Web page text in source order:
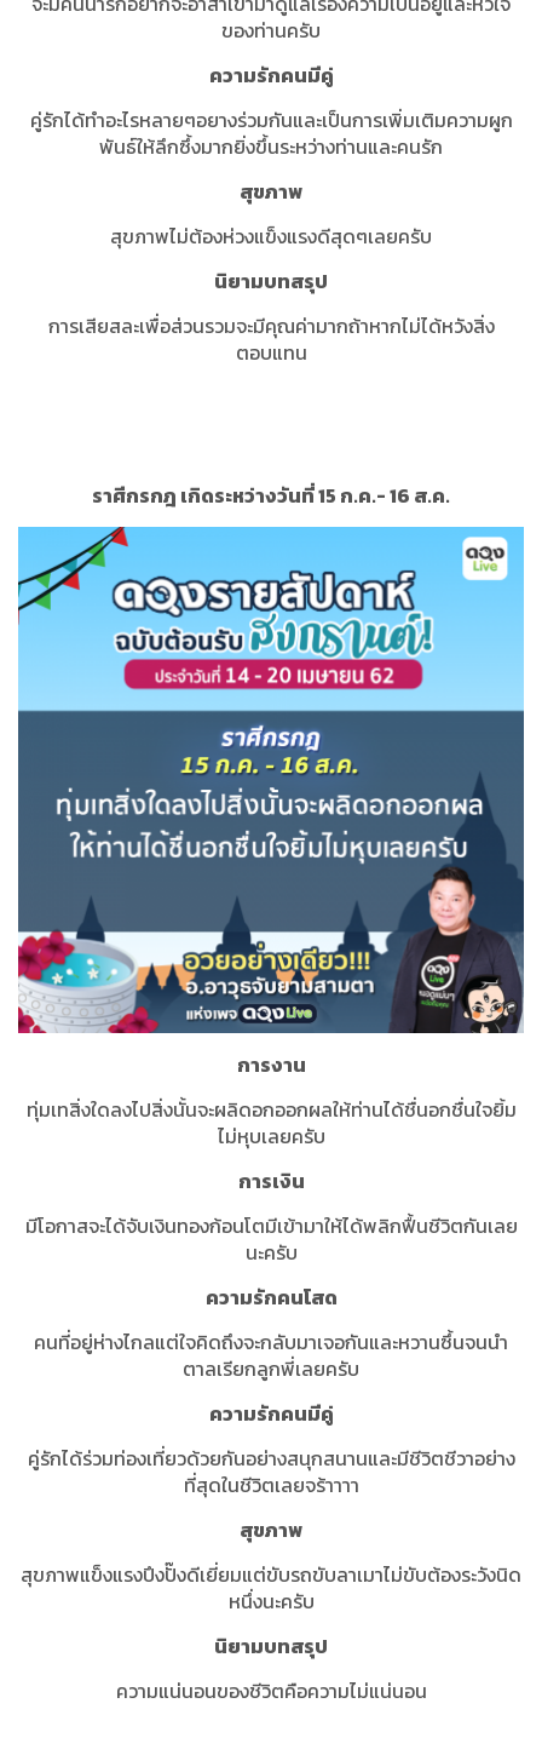
ของท่านครับ
ความรักคนมีคู่
คู่รักได้ทำอะไรหลายๆอยางร่วมกันและเป็นการเพิ่มเติมความผูก
พันธ์ให้ลึกซึ้งมากยิ่งขึ้นระหว่างท่านและคนรัก
สุขภาพ
สุขภาพไม่ต้องห่วงแข็งแรงดีสุดๆเลยครับ
นิยามบทสรุป
การเสียสละเพื่อส่วนรวมจะมีคุณค่ามากถ้าหากไม่ได้หวังสิ่ง
ตอบแทน
ราศีกรกฎ เกิดระหว่างวันที่ 15 ก.ค.- 16 ส.ค.
การงาน
ทุ่มเทสิ่งใดลงไปสิ่งนั้นจะผลิดอกออกผลให้ท่านได้ชื่นอกชื่นใจยิ้ม
ไม่หุบเลยครับ
การเงิน
มีโอกาสจะได้จับเงินทองก้อนโตมีเข้ามาให้ได้พลิกฟื้นชีวิตกันเลย
นะครับ
ความรักคนโสด
คนที่อยู่ห่างไกลแต่ใจคิดถึงจะกลับมาเจอกันและหวานซึ้นจนนำ
ตาลเรียกลูกพี่เลยครับ
ความรักคนมีคู่
คู่รักได้ร่วมท่องเที่ยวด้วยกันอย่างสนุกสนานและมีชีวิตชีวาอย่าง
ที่สุดในชีวิตเลยจร้าาาา
สุขภาพ
สุขภาพแข็งแรงปึงปั๊งดีเยี่ยมแต่ขับรถขับลาเมาไม่ขับต้องระวังนิด
หนึ่งนะครับ
นิยามบทสรุป
ความแน่นอนของชีวิตคือความไม่แน่นอน